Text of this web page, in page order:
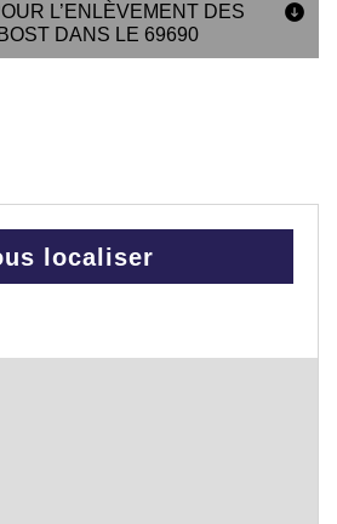
L’ENLÈVEMENT DES
DANS LE 69690
localiser